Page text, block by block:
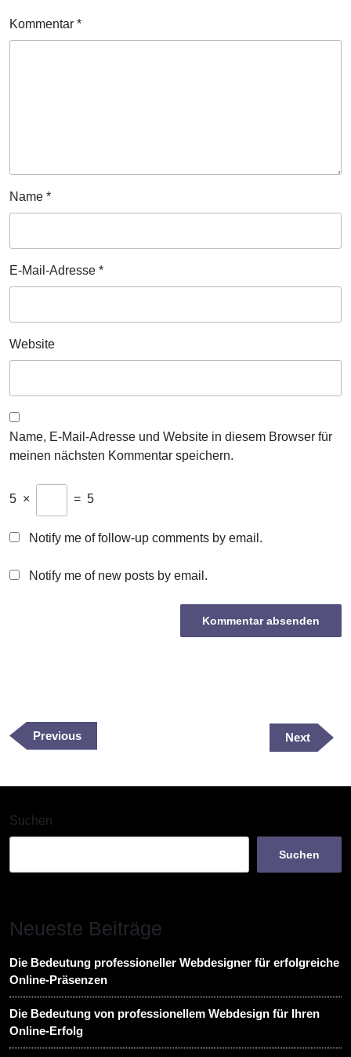
Kommentar *
Name *
E-Mail-Adresse *
Website
Name, E-Mail-Adresse und Website in diesem Browser für
meinen nächsten Kommentar speichern.
5 × = 5
Notify me of follow-up comments by email.
Notify me of new posts by email.
Previous
Post
Previous
Next
Post
Next
Suchen
Suchen
Neueste Beiträge
Die Bedeutung professioneller Webdesigner für erfolgreiche
Online-Präsenzen
Die Bedeutung von professionellem Webdesign für Ihren
Online-Erfolg